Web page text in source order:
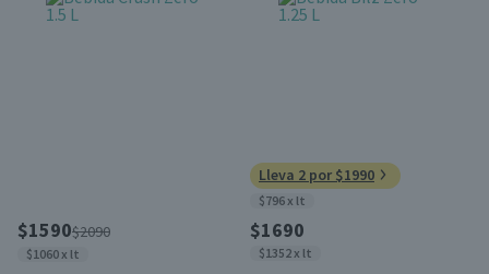
$1590$2090
$1060 x lt
Lleva 2 por $1990
$796 x lt
$1690
$1352 x lt